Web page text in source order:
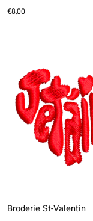
€8,00
Broderie St-Valentin